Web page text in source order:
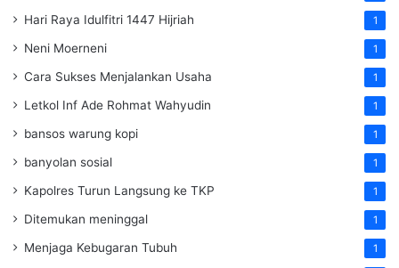
Hari Raya Idulfitri 1447 Hijriah 1
Neni Moerneni 1
Cara Sukses Menjalankan Usaha 1
Letkol Inf Ade Rohmat Wahyudin 1
bansos warung kopi 1
banyolan sosial 1
Kapolres Turun Langsung ke TKP 1
Ditemukan meninggal 1
Menjaga Kebugaran Tubuh 1